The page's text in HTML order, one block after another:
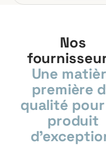
Nos
Une
première
qualité
produit